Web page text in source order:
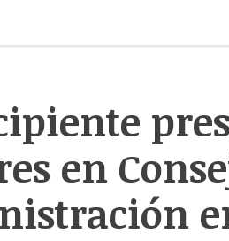
en